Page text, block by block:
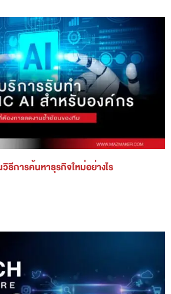
ธีการค้นหาธุรกิจใหม่อย่างไร